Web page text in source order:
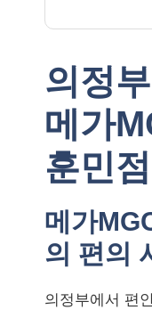
의정
메가
훈민점
메가
의 편의
의정부에서 편